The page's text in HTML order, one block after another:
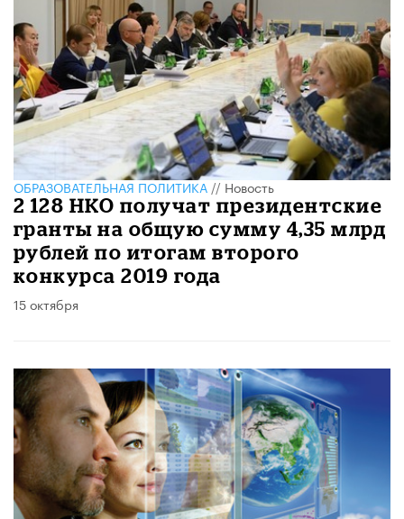
ОБРАЗОВАТЕЛЬНАЯ ПОЛИТИКА //Новость
2 128 НКО получат президентские
гранты на общую сумму 4,35 млрд
рублей по итогам второго
конкурса 2019 года
15 октября